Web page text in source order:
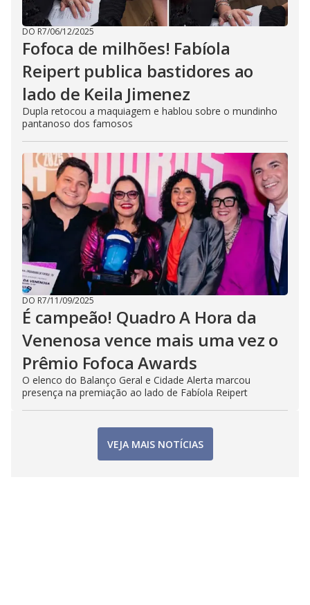
DO R7/06/12/2025
Fofoca de milhões! Fabíola
Reipert publica bastidores ao
lado de Keila Jimenez
Dupla retocou a maquiagem e hablou sobre o mundinho
pantanoso dos famosos
DO R7/11/09/2025
É campeão! Quadro A Hora da
Venenosa vence mais uma vez o
Prêmio Fofoca Awards
O elenco do Balanço Geral e Cidade Alerta marcou
presença na premiação ao lado de Fabíola Reipert
VEJA MAIS NOTÍCIAS